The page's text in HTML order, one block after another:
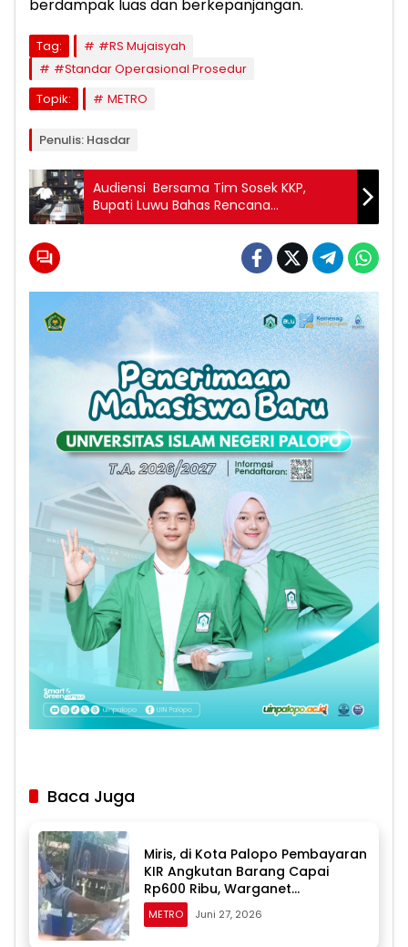
berdampak luas dan berkepanjangan.
Tag:
#RS Mujaisyah
#Standar Operasional Prosedur
Topik:
METRO
Penulis: Hasdar
Audiensi Bersama Tim Sosek KKP,
Bupati Luwu Bahas Rencana
Pembangunan KNMP
Baca Juga
Miris, di Kota Palopo Pembayaran
KIR Angkutan Barang Capai
Rp600 Ribu, Warganet
Pertanyakan Dugaan Pungli
METRO Juni 27, 2026